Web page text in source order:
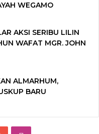
WEGAMO
AKSI SERIBU LILIN
WAFAT MGR. JOHN
ALMARHUM,
BARU